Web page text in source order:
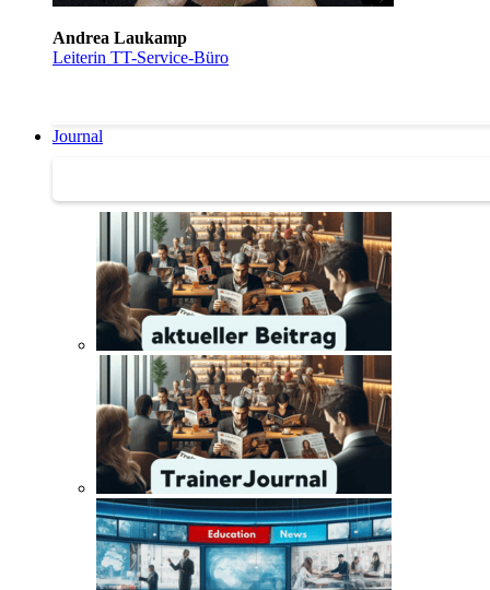
Andrea Laukamp
Leiterin TT-Service-Büro
Journal